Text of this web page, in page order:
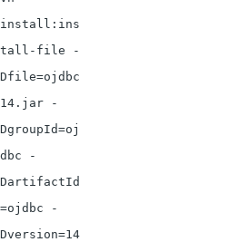
install:ins
tall-file -
Dfile=ojdbc
14.jar -
DgroupId=oj
dbc -
DartifactId
=ojdbc -
Dversion=14